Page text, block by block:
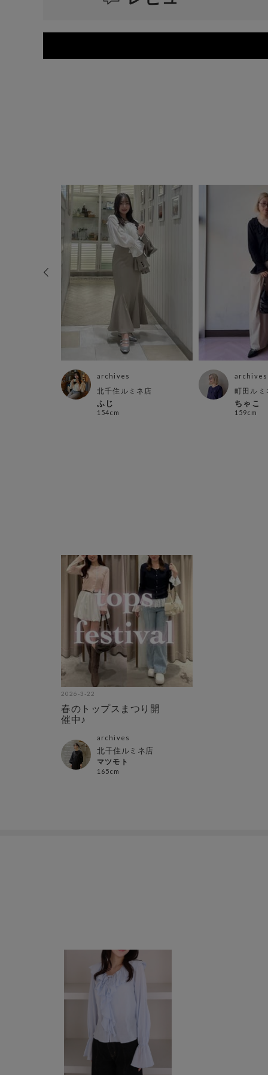
archives
北千住ルミネ店
ふじ
154cm
archives
町田ルミ
ちゃこ
159cm
2026-3-22
春のトップスまつり開
催中♪
archives
北千住ルミネ店
マツモト
165cm